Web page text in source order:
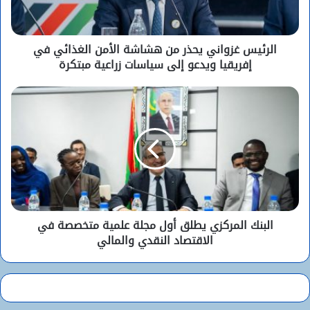
الرئيس غزواني يحذر من هشاشة الأمن الغذائي في
إفريقيا ويدعو إلى سياسات زراعية مبتكرة
البنك المركزي يطلق أول مجلة علمية متخصصة في
الاقتصاد النقدي والمالي